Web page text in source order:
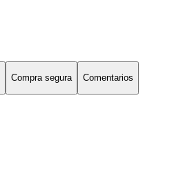
Compra segura Comentarios